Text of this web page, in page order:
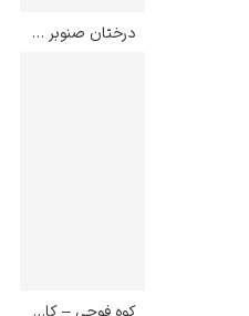
درختان صنوبر در اپت – کلود مونه